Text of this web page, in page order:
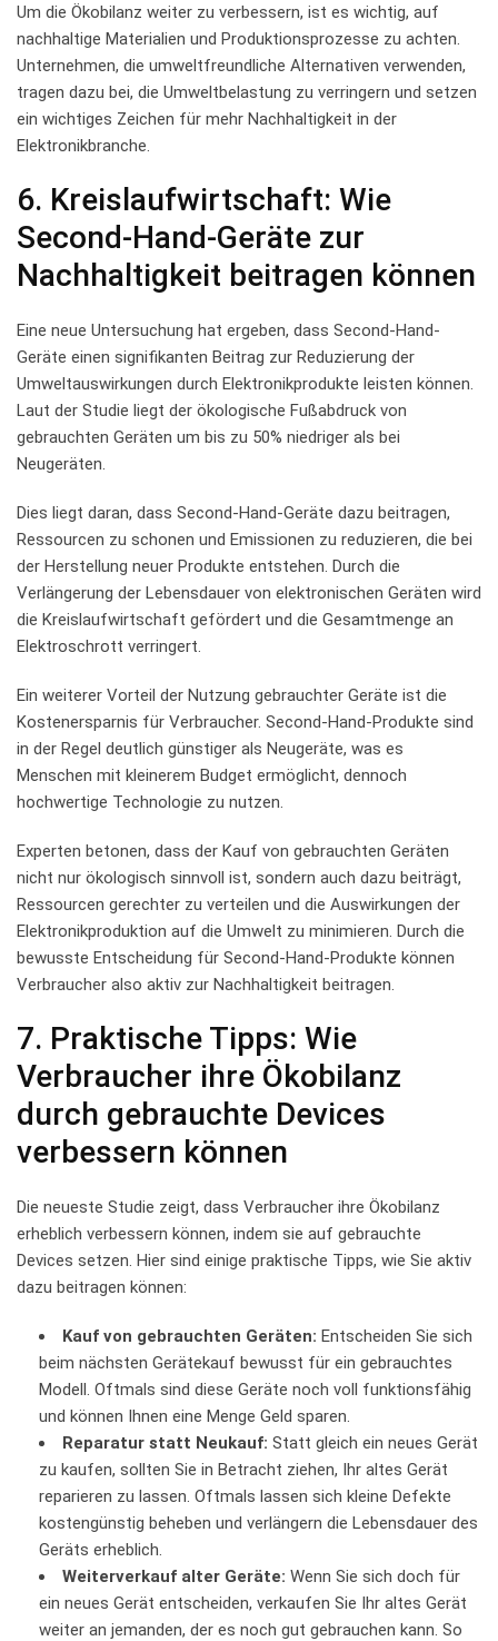
Um ‍die ⁤Ökobilanz weiter ⁣zu verbessern, ist ‌es wichtig, auf
nachhaltige Materialien und Produktionsprozesse zu achten.
Unternehmen, die umweltfreundliche Alternativen verwenden,
tragen dazu bei, ​die Umweltbelastung ‌zu verringern und setzen
ein ‌wichtiges Zeichen für mehr Nachhaltigkeit in ‍der
Elektronikbranche.
6. Kreislaufwirtschaft: Wie⁤
Second-Hand-Geräte zur‍
Nachhaltigkeit beitragen können
Eine ‌neue Untersuchung hat⁢ ergeben, dass Second-Hand-
Geräte‍ einen​ signifikanten Beitrag zur Reduzierung der
⁢Umweltauswirkungen durch Elektronikprodukte leisten können.
Laut der​ Studie⁢ liegt der ​ökologische ⁤Fußabdruck von
gebrauchten​ Geräten um ‍bis zu 50% ‌niedriger als bei ​
Neugeräten.
Dies ⁢liegt daran, dass Second-Hand-Geräte ⁣dazu beitragen,
Ressourcen‌ zu schonen und Emissionen zu reduzieren, die bei‍
der Herstellung neuer​ Produkte entstehen. Durch die⁣
Verlängerung der Lebensdauer von elektronischen⁢ Geräten wird
die Kreislaufwirtschaft⁢ gefördert und die Gesamtmenge⁤ an
Elektroschrott verringert.
Ein weiterer Vorteil der Nutzung ⁤gebrauchter Geräte ist ⁣die
Kostenersparnis für Verbraucher. ‍Second-Hand-Produkte sind
in⁤ der‍ Regel deutlich​ günstiger ‍als Neugeräte, was es⁢
Menschen‍ mit⁤ kleinerem⁢ Budget ermöglicht, dennoch
hochwertige Technologie‍ zu nutzen.
Experten‍ betonen, dass der Kauf ‍von⁤ gebrauchten Geräten
nicht nur ökologisch sinnvoll ist, sondern auch ⁣dazu beiträgt,
Ressourcen gerechter zu verteilen und ​die Auswirkungen ​der
Elektronikproduktion ‌auf⁢ die Umwelt zu ‌minimieren.⁤ Durch die
bewusste Entscheidung für Second-Hand-Produkte ​können⁢
Verbraucher also aktiv zur⁣ Nachhaltigkeit beitragen.
7. ​Praktische Tipps: Wie
Verbraucher ihre ‍Ökobilanz
durch ​gebrauchte Devices
verbessern können
Die neueste Studie‍ zeigt, ⁢dass Verbraucher ihre Ökobilanz
‍erheblich⁤ verbessern können, indem sie auf ​gebrauchte​
Devices setzen. Hier sind einige praktische Tipps, wie Sie aktiv
dazu beitragen ​können:
Kauf​ von gebrauchten Geräten: Entscheiden⁤ Sie sich
beim​ nächsten Gerätekauf ‍bewusst ‍für ‌ein gebrauchtes​
Modell. ⁢Oftmals sind ‌diese Geräte noch voll funktionsfähig
und können⁢ Ihnen eine Menge ​Geld ⁤sparen.
Reparatur statt Neukauf: Statt gleich ein neues‌ Gerät
zu ‌kaufen, sollten Sie in Betracht ziehen, Ihr altes⁤ Gerät
⁢reparieren zu lassen. ‌Oftmals lassen ​sich kleine Defekte
kostengünstig ⁤beheben und ​verlängern die Lebensdauer des
Geräts erheblich.
Weiterverkauf ⁤alter Geräte: Wenn Sie sich‍ doch für
ein neues Gerät entscheiden, verkaufen Sie Ihr⁢ altes Gerät
weiter an jemanden, der es noch gut ‍gebrauchen ⁣kann. So